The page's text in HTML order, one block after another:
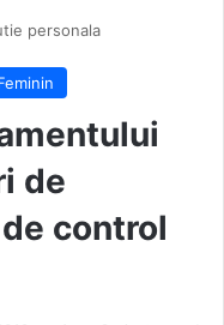
personala
de
control